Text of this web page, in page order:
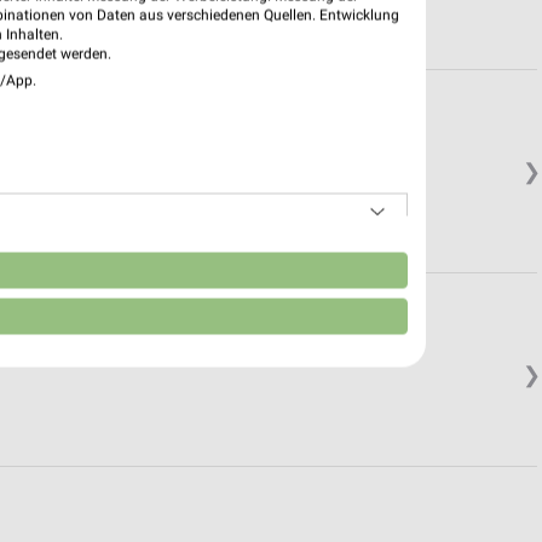
❯
❯
von Daten aus verschiedenen Quellen. Entwicklung
Inhalten.
werden.
App.